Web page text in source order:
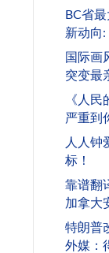
BC省
新动向:
国际画
突变最
《人
严重到
人人钟
标！
靠谱翻
加拿大
特朗普
外媒：